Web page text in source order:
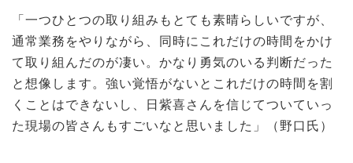
「一つひとつの取り組みもとても素晴らしいですが、
通常業務をやりながら、同時にこれだけの時間をかけ
て取り組んだのが凄い。かなり勇気のいる判断だった
と想像します。強い覚悟がないとこれだけの時間を割
くことはできないし、日紫喜さんを信じてついていっ
た現場の皆さんもすごいなと思いました」（野口氏）